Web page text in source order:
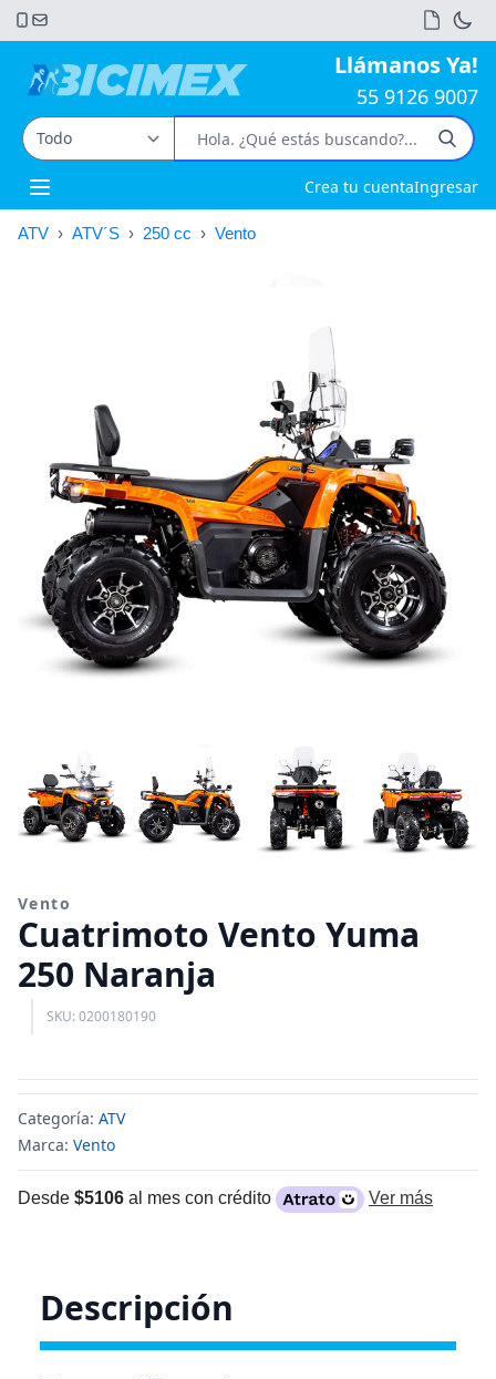
Llámanos Ya!
55 9126 9007
Open main menu Crea tu cuentaIngresar
ATV › ATV´S › 250 cc › Vento
Vento
Cuatrimoto Vento Yuma
250 Naranja
SKU: 0200180190
Categoría: ATV
Marca: Vento
Desde $5106 al mes con crédito Ver más
Descripción